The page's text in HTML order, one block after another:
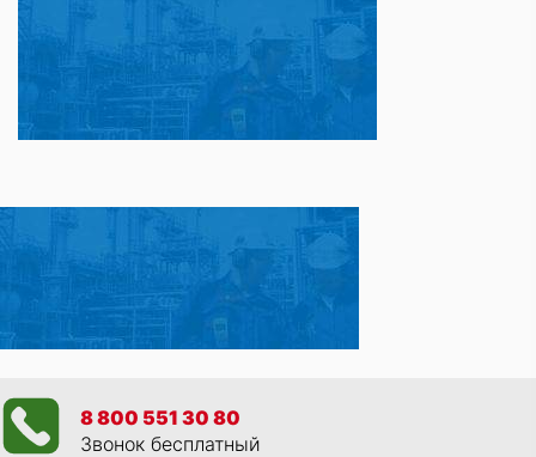
8 800 551 30 80
Звонок бесплатный